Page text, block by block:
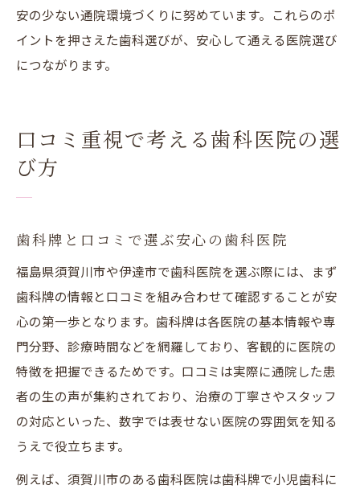
安の少ない通院環境づくりに努めています。これらのポ
イントを押さえた歯科選びが、安心して通える医院選び
につながります。
口コミ重視で考える歯科医院の選
び方
歯科牌と口コミで選ぶ安心の歯科医院
福島県須賀川市や伊達市で歯科医院を選ぶ際には、まず
歯科牌の情報と口コミを組み合わせて確認することが安
心の第一歩となります。歯科牌は各医院の基本情報や専
門分野、診療時間などを網羅しており、客観的に医院の
特徴を把握できるためです。口コミは実際に通院した患
者の生の声が集約されており、治療の丁寧さやスタッフ
の対応といった、数字では表せない医院の雰囲気を知る
うえで役立ちます。
例えば、須賀川市のある歯科医院は歯科牌で小児歯科に